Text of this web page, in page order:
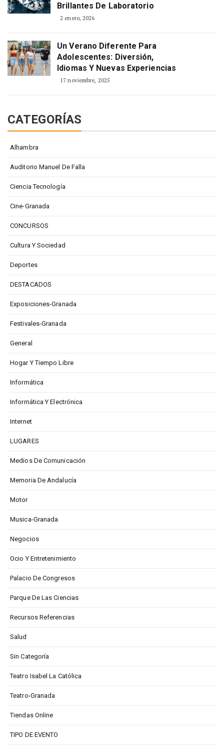
Brillantes De Laboratorio
2 enero, 2026
Un Verano Diferente Para
Adolescentes: Diversión,
Idiomas Y Nuevas Experiencias
17 noviembre, 2025
CATEGORÍAS
Alhambra
Auditorio Manuel De Falla
Ciencia Tecnología
Cine-Granada
CONCURSOS
Cultura Y Sociedad
Deportes
DESTACADOS
Exposiciones-Granada
Festivales-Granada
General
Hogar Y Tiempo Libre
Informática
Informática Y Electrónica
Internet
LUGARES
Medios De Comunicación
Memoria De Andalucía
Motor
Musica-Granada
Negocios
Ocio Y Entretenimiento
Palacio De Congresos
Parque De Las Ciencias
Recursos Referencias
Salud
Sin Categoría
Teatro Isabel La Católica
Teatro-Granada
Tiendas Online
TIPO DE EVENTO